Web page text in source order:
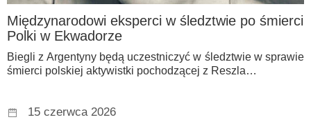
Międzynarodowi eksperci w śledztwie po śmierci
Polki w Ekwadorze
Biegli z Argentyny będą uczestniczyć w śledztwie w sprawie
śmierci polskiej aktywistki pochodzącej z Reszla…
15 czerwca 2026